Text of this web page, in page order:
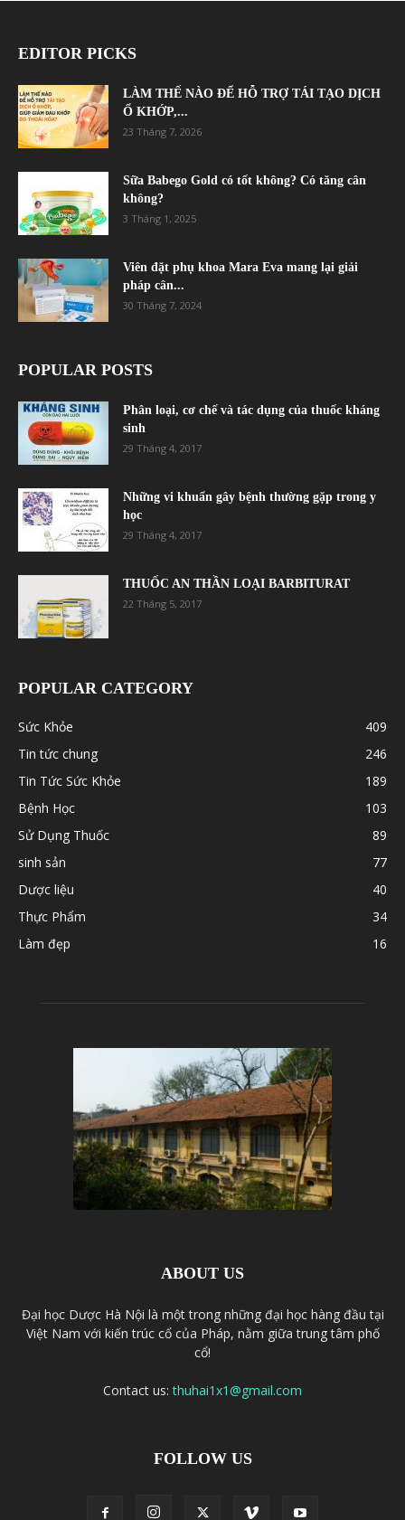
EDITOR PICKS
LÀM THẾ NÀO ĐỂ HỖ TRỢ TÁI TẠO DỊCH
Ổ KHỚP,...
23 Tháng 7, 2026
Sữa Babego Gold có tốt không? Có tăng cân
không?
3 Tháng 1, 2025
Viên đặt phụ khoa Mara Eva mang lại giải
pháp cân...
30 Tháng 7, 2024
POPULAR POSTS
Phân loại, cơ chế và tác dụng của thuốc kháng
sinh
29 Tháng 4, 2017
Những vi khuẩn gây bệnh thường gặp trong y
học
29 Tháng 4, 2017
THUỐC AN THẦN LOẠI BARBITURAT
22 Tháng 5, 2017
POPULAR CATEGORY
Sức Khỏe
409
Tin tức chung
246
Tin Tức Sức Khỏe
189
Bệnh Học
103
Sử Dụng Thuốc
89
sinh sản
77
Dược liệu
40
Thực Phẩm
34
Làm đẹp
16
ABOUT US
Đại học Dược Hà Nội là một trong những đại học hàng đầu tại
Việt Nam với kiến trúc cổ của Pháp, nằm giữa trung tâm phố
cổ!
Contact us:thuhai1x1@gmail.com
FOLLOW US